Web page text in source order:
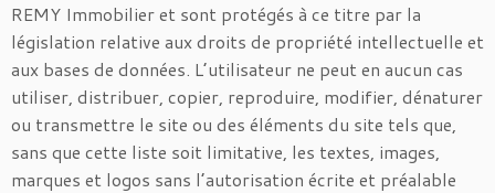
REMY Immobilier et sont protégés à ce titre par la
législation relative aux droits de propriété intellectuelle et
aux bases de données. L’utilisateur ne peut en aucun cas
utiliser, distribuer, copier, reproduire, modifier, dénaturer
ou transmettre le site ou des éléments du site tels que,
sans que cette liste soit limitative, les textes, images,
marques et logos sans l’autorisation écrite et préalable